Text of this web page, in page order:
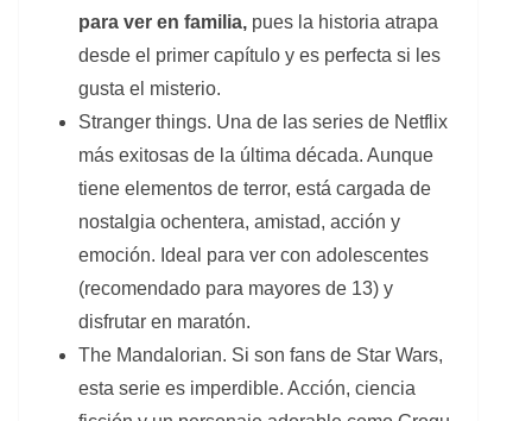
para ver en familia, pues la historia atrapa
desde el primer capítulo y es perfecta si les
gusta el misterio.
Stranger things. Una de las series de Netflix
más exitosas de la última década. Aunque
tiene elementos de terror, está cargada de
nostalgia ochentera, amistad, acción y
emoción. Ideal para ver con adolescentes
(recomendado para mayores de 13) y
disfrutar en maratón.
The Mandalorian. Si son fans de Star Wars,
esta serie es imperdible. Acción, ciencia